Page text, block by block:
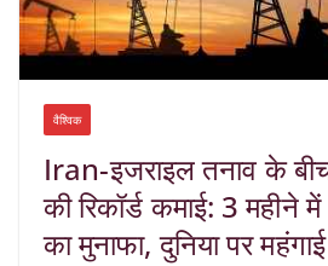
वैश्विक
Iran-इजराइल तनाव के
की रिकॉर्ड कमाई: 3 महीने
का मुनाफा, दुनिया पर महंगाई